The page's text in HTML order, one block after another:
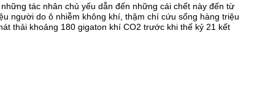
tác nhân chủ yếu dẫn đến những cái chết này đến từ
người do ô nhiễm không khí, thậm chí cứu sống hàng triệu
thải khoảng 180 gigaton khí CO2 trước khi thế kỷ 21 kết